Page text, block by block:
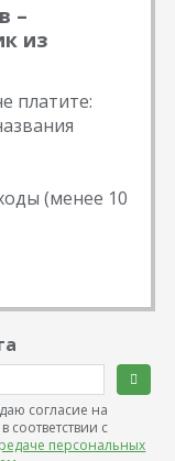
–
из
платите:
(менее 10
согласие на
соответствии с
персональных